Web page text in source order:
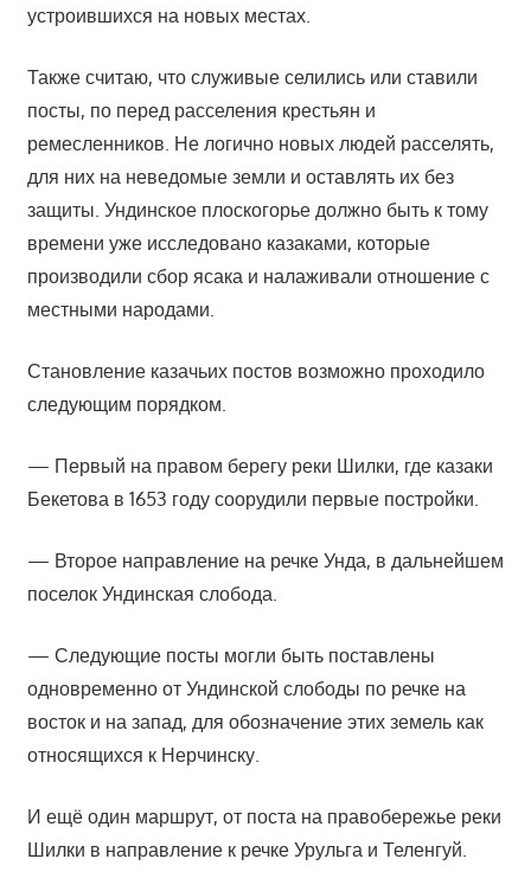
устроившихся на новых местах.
Также считаю, что служивые селились или ставили
посты, по перед расселения крестьян и
ремесленников. Не логично новых людей расселять,
для них на неведомые земли и оставлять их без
защиты. Ундинское плоскогорье должно быть к тому
времени уже исследовано казаками, которые
производили сбор ясака и налаживали отношение с
местными народами.
Становление казачьих постов возможно проходило
следующим порядком.
— Первый на правом берегу реки Шилки, где казаки
Бекетова в 1653 году соорудили первые постройки.
— Второе направление на речке Унда, в дальнейшем
поселок Ундинская слобода.
— Следующие посты могли быть поставлены
одновременно от Ундинской слободы по речке на
восток и на запад, для обозначение этих земель как
относящихся к Нерчинску.
И ещё один маршрут, от поста на правобережье реки
Шилки в направление к речке Урульга и Теленгуй.